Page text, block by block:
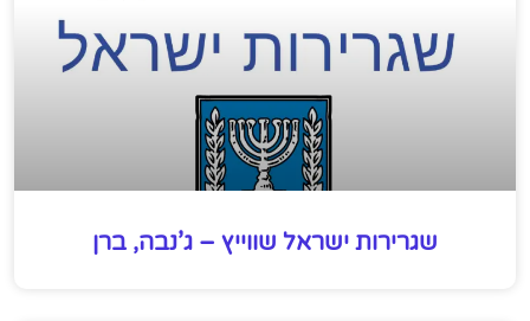
שגרירות ישראל שווייץ – ג’נבה, ברן